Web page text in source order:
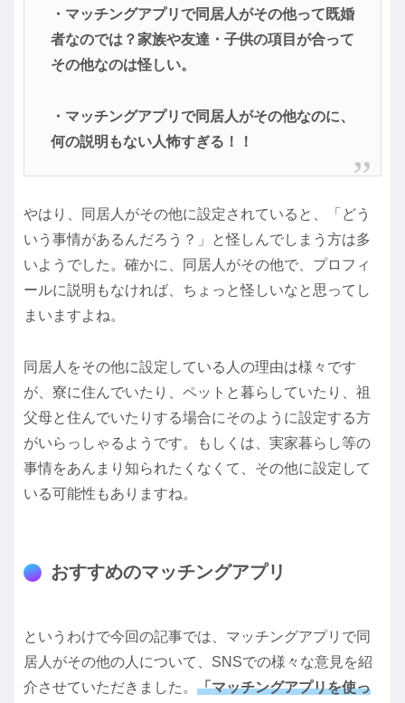
・マッチングアプリで同居人がその他って既婚
者なのでは？家族や友達・子供の項目が合って
その他なのは怪しい。
・マッチングアプリで同居人がその他なのに、
何の説明もない人怖すぎる！！
やはり、同居人がその他に設定されていると、「どう
いう事情があるんだろう？」と怪しんでしまう方は多
いようでした。確かに、同居人がその他で、プロフィ
ールに説明もなければ、ちょっと怪しいなと思ってし
まいますよね。
同居人をその他に設定している人の理由は様々です
が、寮に住んでいたり、ペットと暮らしていたり、祖
父母と住んでいたりする場合にそのように設定する方
がいらっしゃるようです。もしくは、実家暮らし等の
事情をあんまり知られたくなくて、その他に設定して
いる可能性もありますね。
おすすめのマッチングアプリ
というわけで今回の記事では、マッチングアプリで同
居人がその他の人について、SNSでの様々な意見を紹
介させていただきました。 「マッチングアプリを使っ